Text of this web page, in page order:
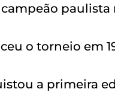
paulista
o torneio em
a primeira